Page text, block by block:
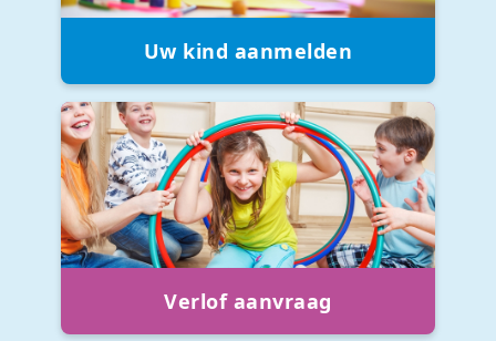
Uw kind aanmelden
Verlof aanvraag